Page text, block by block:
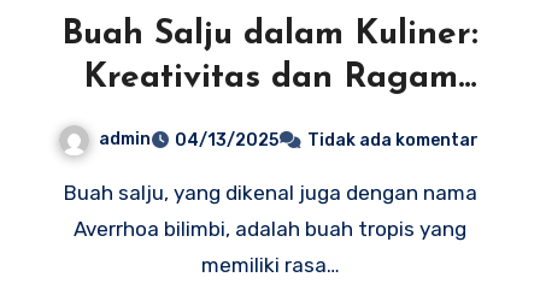
Buah Salju dalam Kuliner:
Kreativitas dan Ragam
admin 04/13/2025 Tidak ada komentar
Buah salju, yang dikenal juga dengan nama
Averrhoa bilimbi, adalah buah tropis yang
memiliki rasa…